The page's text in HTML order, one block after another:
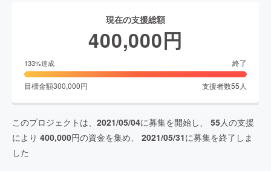
現在の支援総額
400,000円
133%達成 終了
目標金額300,000円 支援者数55 人
このプロジェクトは、 2021/05/04に募集を開始し、 55人の支援
により 400,000円の資金を集め、 2021/05/31に募集を終了しま
した